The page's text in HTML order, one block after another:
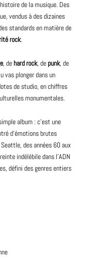
de la musique. Des
vendus à des dizaines
standards en matière de
rock.
, dehard rock, depunk, de
vas plonger dans un
de studio, en chiffres
monumentales.
album : c’est une
d’émotions brutes
des années 60 aux
indélébile dans l’ADN
défini des genres entiers